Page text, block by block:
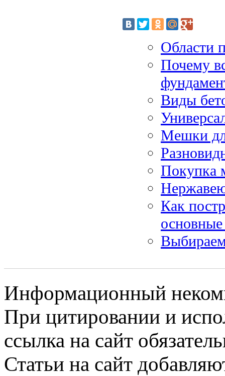
Области
Почему
Виды
Мешки
Покупка
Как
Информационный
При цитировании и
ссылка на сайт
Статьи на сайт